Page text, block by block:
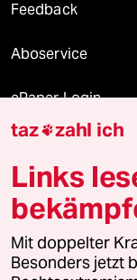
Feedback
Aboservice
ePaper Login
Downloads für
© 2026 taz
Alle Rechte
wenden Sie sich bitte an
taz zahl ich
Links
Mit doppelter
Besonders jetzt